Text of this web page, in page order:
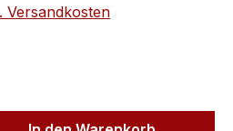
Versandkosten
Gib den